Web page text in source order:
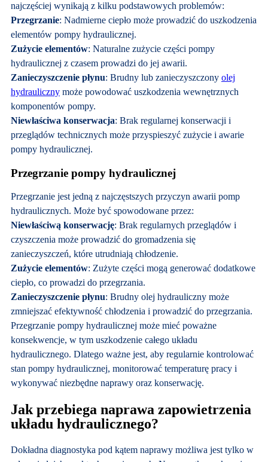
najczęściej wynikają z kilku podstawowych problemów:
Przegrzanie: Nadmierne ciepło może prowadzić do uszkodzenia
elementów pompy hydraulicznej.
Zużycie elementów: Naturalne zużycie części pompy
hydraulicznej z czasem prowadzi do jej awarii.
Zanieczyszczenie płynu: Brudny lub zanieczyszczony olej
hydraulicznymoże powodować uszkodzenia wewnętrznych
komponentów pompy.
Niewłaściwa konserwacja: Brak regularnej konserwacji i
przeglądów technicznych może przyspieszyć zużycie i awarie
pompy hydraulicznej.
Przegrzanie pompy hydraulicznej
Przegrzanie jest jedną z najczęstszych przyczyn awarii pomp
hydraulicznych. Może być spowodowane przez:
Niewłaściwą konserwację: Brak regularnych przeglądów i
czyszczenia może prowadzić do gromadzenia się
zanieczyszczeń, które utrudniają chłodzenie.
Zużycie elementów: Zużyte części mogą generować dodatkowe
ciepło, co prowadzi do przegrzania.
Zanieczyszczenie płynu: Brudny olej hydrauliczny może
zmniejszać efektywność chłodzenia i prowadzić do przegrzania.
Przegrzanie pompy hydraulicznej może mieć poważne
konsekwencje, w tym uszkodzenie całego układu
hydraulicznego. Dlatego ważne jest, aby regularnie kontrolować
stan pompy hydraulicznej, monitorować temperaturę pracy i
wykonywać niezbędne naprawy oraz konserwację.
Jak przebiega naprawa zapowietrzenia
układu hydraulicznego?
Dokładna diagnostyka pod kątem naprawy możliwa jest tylko w